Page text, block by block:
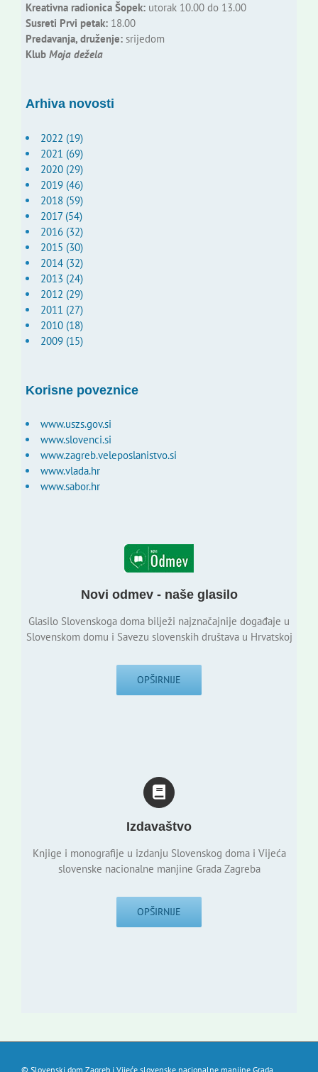
Kreativna radionica Šopek:utorak 10.00 do 13.00
Susreti Prvi petak:18.00
Predavanja, druženje:srijedom
Klub Moja dežela
Arhiva novosti
2022 (19)
2021 (69)
2020 (29)
2019 (46)
2018 (59)
2017 (54)
2016 (32)
2015 (30)
2014 (32)
2013 (24)
2012 (29)
2011 (27)
2010 (18)
2009 (15)
Korisne poveznice
www.uszs.gov.si
www.slovenci.si
www.zagreb.veleposlanistvo.si
www.vlada.hr
www.sabor.hr
Novi odmev - naše glasilo
Glasilo Slovenskoga doma bilježi najznačajnije događaje u
Slovenskom domu i Savezu slovenskih društava u Hrvatskoj
OPŠIRNIJE
Izdavaštvo
Knjige i monografije u izdanju Slovenskog doma i Vijeća
slovenske nacionalne manjine Grada Zagreba
OPŠIRNIJE
© Slovenski dom Zagreb i Vijeće slovenske nacionalne manjine Grada